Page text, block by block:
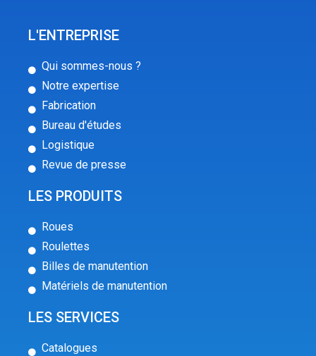
L'ENTREPRISE
Qui sommes-nous ?
Notre expertise
Fabrication
Bureau d'études
Logistique
Revue de presse
LES PRODUITS
Roues
Roulettes
Billes de manutention
Matériels de manutention
LES SERVICES
Catalogues